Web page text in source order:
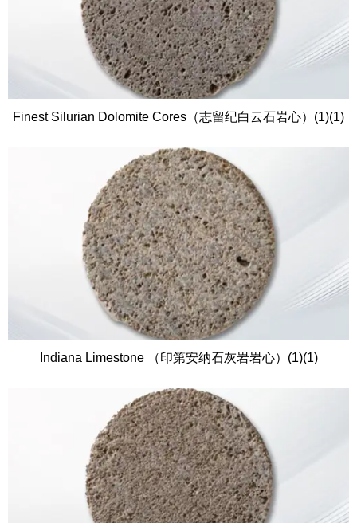
Finest Silurian Dolomite Cores（志留纪白云石岩心）(1)(1)
Indiana Limestone （印第安纳石灰岩岩心）(1)(1)